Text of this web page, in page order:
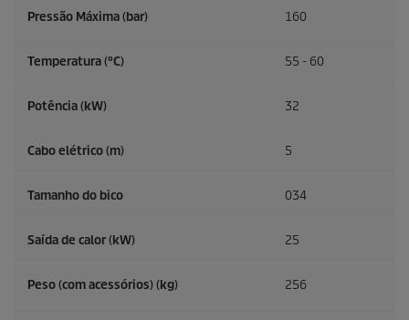
Pressão Máxima (bar) 160
Temperatura (°C) 55 - 60
Potência (kW) 32
Cabo elétrico (m) 5
Tamanho do bico 034
Saída de calor (kW) 25
Peso (com acessórios) (kg) 256